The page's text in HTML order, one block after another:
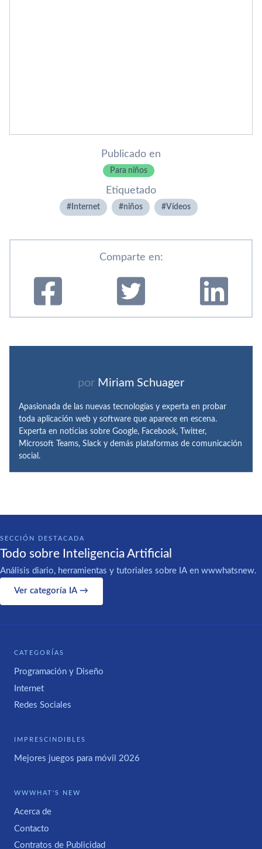
Publicado en
Para niños
Etiquetado
Internet niños Ví­deos
Comparte en:
por Miriam Schuager
Apasionada de las nuevas tecnologías y experta en probar
toda aplicación web y software que aparece en escena.
Experta en noticias sobre Google, Facebook, Twitter,
Microsoft Teams, Slack y demás plataformas de comunicación
social.
SECCIÓN DESTACADA
Todo sobre Inteligencia Artificial
Análisis diario, herramientas y tutoriales sobre IA en wwwhatsnew.
Ver categoría IA →
CATEGORÍAS
Programación y Diseño
Internet
Redes Sociales
IMPRESCINDIBLES
Mejores juegos para móvil 2026
WWWHAT'S NEW
Acerca de
Contacto
Contratos de Publicidad